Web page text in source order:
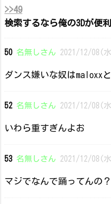
>>49
検索するなら俺の3Dが便
50 名無しさん 2021/12/08(
ダンス嫌いな奴はmaloxx
52 名無しさん 2021/12/08(
いわら重すぎんよお
53 名無しさん 2021/12/08(
マジでなんで踊ってんの？